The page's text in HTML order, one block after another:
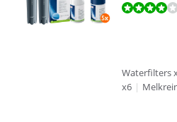
Beoordeling is 8,0 van de 10,
Waterfilters
x6 |